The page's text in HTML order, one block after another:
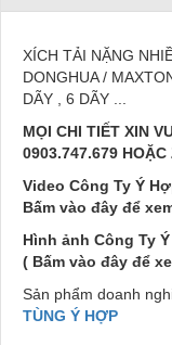
XÍCH TẢI NẶNG
DONGHUA /
DÃY , 6 DÃY ...
MỌI CHI TIẾT XIN
0903.747.679
Video Công Ty Ý
Bấm vào đây để
Hình ảnh Công Ty
( Bấm vào đây để
Sản phẩm doanh
TÙNG Ý HỢP